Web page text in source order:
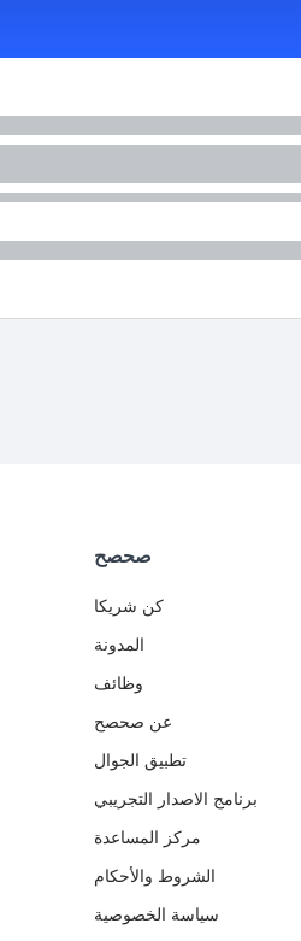
صحصح
كن شريكا
المدونة
وظائف
عن صحصح
تطبيق الجوال
برنامج الاصدار التجريبي
مركز المساعدة
الشروط والأحكام
سياسة الخصوصية